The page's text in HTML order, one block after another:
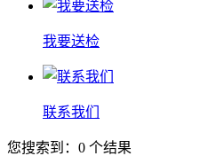
我要送检
联系我们
您搜索到：0 个结果